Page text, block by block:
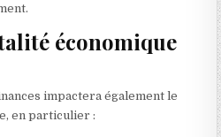
économique
impactera également le
en particulier :